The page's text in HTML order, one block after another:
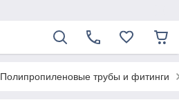
Полипропиленовые трубы и фитинги